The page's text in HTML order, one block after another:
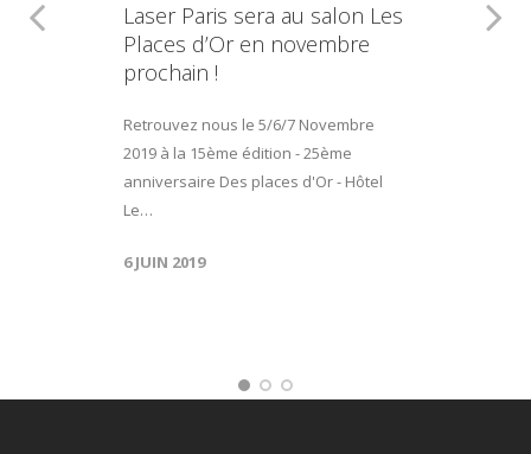
Laser Paris sera au salon Les
Places d’Or en novembre
prochain !
Retrouvez nous le 5/6/7 Novembre
2019 à la 15ème édition - 25ème
anniversaire Des places d'Or - Hôtel
Le…
6 JUIN 2019